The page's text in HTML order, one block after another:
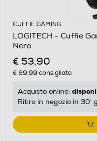
CUFFIE GAMING
LOGITECH - Cuffie
Nero
€ 53,90
€ 69,99 consigliato
Acquisto online:
Ritiro in negozio in 30'